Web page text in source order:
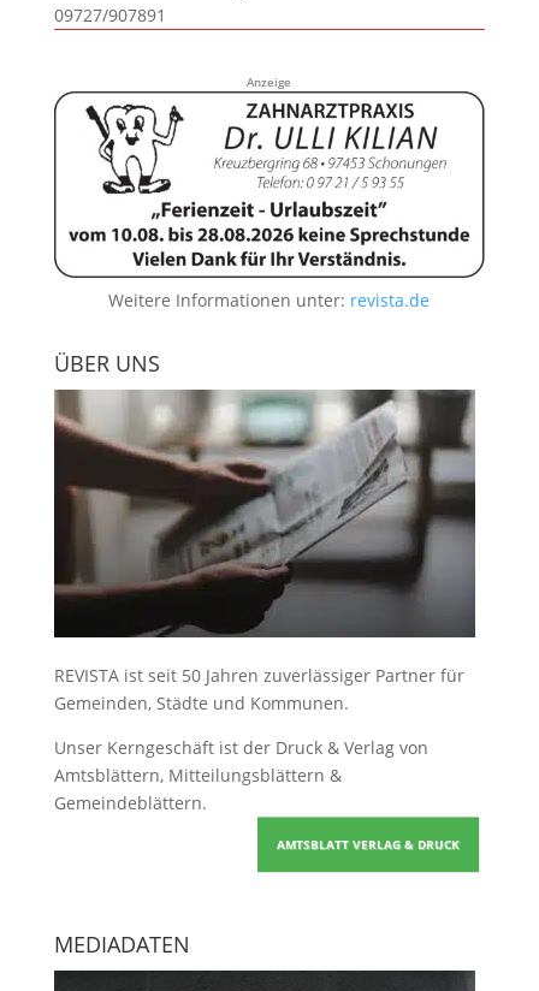
09727/907891
Anzeige
Weitere Informationen unter: revista.de
ÜBER UNS
REVISTA ist seit 50 Jahren zuverlässiger Partner für
Gemeinden, Städte und Kommunen.
Unser Kerngeschäft ist der Druck & Verlag von
Amtsblättern, Mitteilungsblättern &
Gemeindeblättern.
AMTSBLATT VERLAG & DRUCK
MEDIADATEN